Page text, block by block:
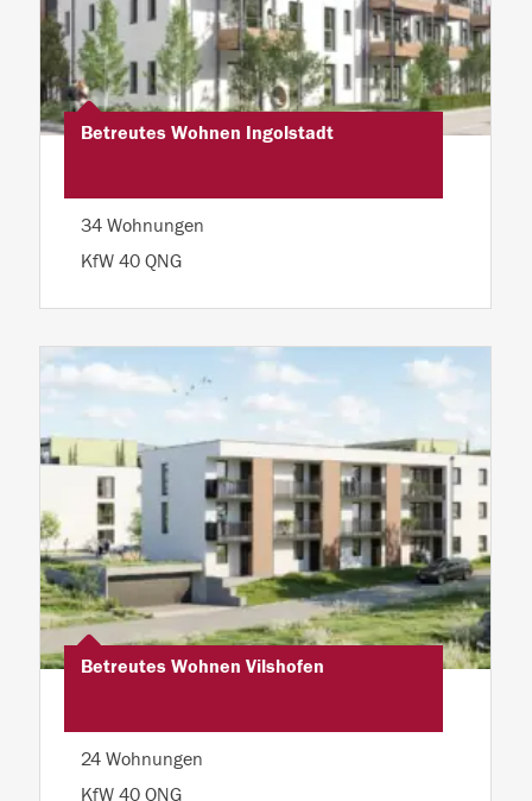
Betreutes Wohnen Ingolstadt
34 Wohnungen
KfW 40 QNG
Betreutes Wohnen Vilshofen
24 Wohnungen
KfW 40 QNG